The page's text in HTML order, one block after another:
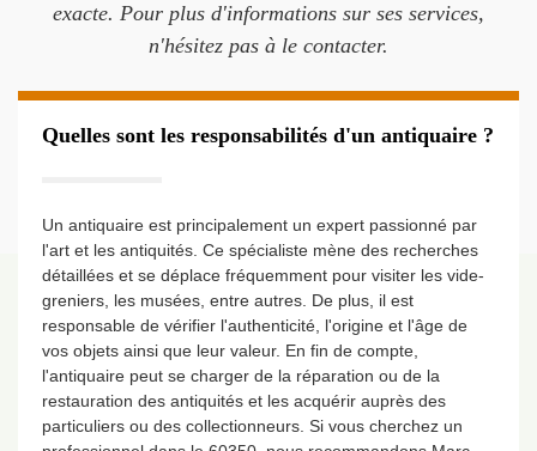
exacte. Pour plus d'informations sur ses services,
n'hésitez pas à le contacter.
Quelles sont les responsabilités d'un antiquaire ?
Un antiquaire est principalement un expert passionné par
l'art et les antiquités. Ce spécialiste mène des recherches
détaillées et se déplace fréquemment pour visiter les vide-
greniers, les musées, entre autres. De plus, il est
responsable de vérifier l'authenticité, l'origine et l'âge de
vos objets ainsi que leur valeur. En fin de compte,
l'antiquaire peut se charger de la réparation ou de la
restauration des antiquités et les acquérir auprès des
particuliers ou des collectionneurs. Si vous cherchez un